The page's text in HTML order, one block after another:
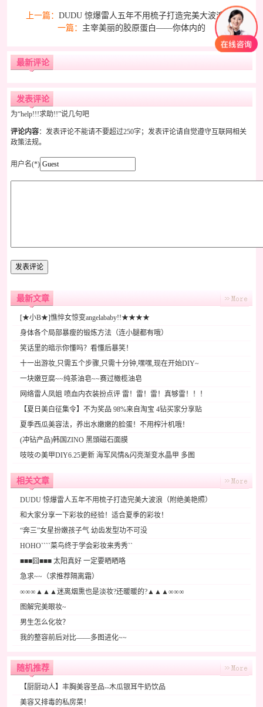
上一篇： DUDU 惊爆雷人五年不用梳子打造完美大波浪
下
一篇： 主宰美丽的胶原蛋白——你体内的
最新评论
发表评论
为“help!!!求助!!”说几句吧
评论内容：发表评论不能请不要超过250字；发表评论请自觉遵守互联网相关
政策法规。
用户名(*)
最新文章
[★小B★]憔悴女惊变angelababy!!★★★★
身体各个局部暴瘦的锻炼方法（连小腿都有哦）
笑话里的暗示你懂吗？看懂后暴笑！
十一出游妆,只需五个步骤,只需十分钟,嘿嘿,现在开始DIY~
一块嫩豆腐~~纯茶油皂~~赛过橄榄油皂
网络雷人凤姐 喷血内衣装扮点评 雷！雷！雷！真够雷！！！
【夏日美白征集令】不为奖品 98%来自淘宝 4钻买家分享贴
夏季西瓜美容法，养出水嫩嫩的脸蛋！不用榨汁机哦！
(冲钻产品)韩国ZINO 黑頭磁石面膜
吱吱の美甲DIY6.25更新 海军风情&闪亮渐变水晶甲 多图
相关文章
DUDU 惊爆雷人五年不用梳子打造完美大波浪（附绝美艳照）
和大家分享一下彩妆的经验！适合夏季的彩妆！
“奔三”女星扮嫩孩子气 幼齿发型功不可没
HOHO````菜鸟终于学会彩妆来秀秀``
■■■囧■■■ 太阳真好 一定要晒晒咯
急求~~（求推荐隔离霜）
∞∞∞▲▲▲迷离烟熏也是淡妆?还暖暖的?▲▲▲∞∞∞
图解完美眼妆~
男生怎么化妆？
我的整容前后对比——多图进化~~
随机推荐
【厨厨动人】丰胸美容圣品--木瓜银耳牛奶饮品
美容又排毒的私房菜！